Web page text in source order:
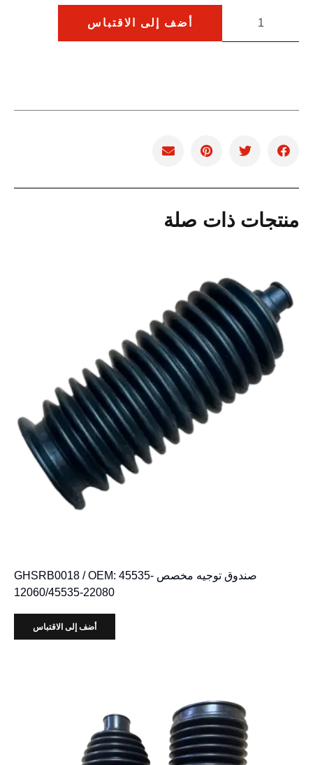
أضف إلى الاقتباس
منتجات ذات صلة
صندوق توجيه مخصص GHSRB0018 / OEM: 45535-
12060/45535-22080
أضف إلى الاقتباس